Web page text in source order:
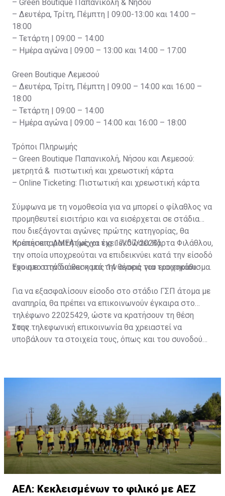
– Green Boutique Παπανικολή & Νήσου
– Δευτέρα, Τρίτη, Πέμπτη | 09:00-13:00 και 14:00 –
18:00
– Τετάρτη | 09:00 – 14:00
– Ημέρα αγώνα | 09:00 – 13:00 και 14:00 – 17:00
Green Boutique Λεμεσού
– Δευτέρα, Τρίτη, Πέμπτη | 09:00 – 14:00 και 16:00 –
18:00
– Τετάρτη | 09:00 – 14:00
– Ημέρα αγώνα | 09:00 – 14:00 και 16:00 – 18:00
Τρόποι Πληρωμής
– Green Boutique Παπανικολή, Νήσου και Λεμεσού:
μετρητά & πιστωτική και χρεωστική κάρτα
– Online Ticketing: Πιστωτική και χρεωστική κάρτα
Σύμφωνα με τη νομοθεσία για να μπορεί ο φίλαθλος να
προμηθευτεί εισιτήριο και να εισέρχεται σε στάδια
που διεξάγονται αγώνες πρώτης κατηγορίας, θα
πρέπει απαραιτήτως να έχει εκδώσει Κάρτα Φιλάθλου,
την οποία υποχρεούται να επιδεικνύει κατά την είσοδό
του στο στάδιο και κατά την αγορά του εισιτηρίου.
Κρατήσεις ΑΜΕΑ (μέχρι τις 17/07/2023)
Έχουμε στην διάθεση μας 14 θέσεις για τροχοκάθισμα.
Για να εξασφαλίσουν είσοδο στο στάδιο ΓΣΠ άτομα με
αναπηρία, θα πρέπει να επικοινωνούν έγκαιρα στο
τηλέφωνο 22025429, ώστε να κρατήσουν τη θέση
τους.
Στην τηλεφωνική επικοινωνία θα χρειαστεί να
υποβάλουν τα στοιχεία τους, όπως και του συνοδού
κάρτα ΑμεΑ και αριθμός κάρτας φιλάθλου του
ΑΕΛ: Κεκλεισμένων το φιλικό με ΑΕΖ